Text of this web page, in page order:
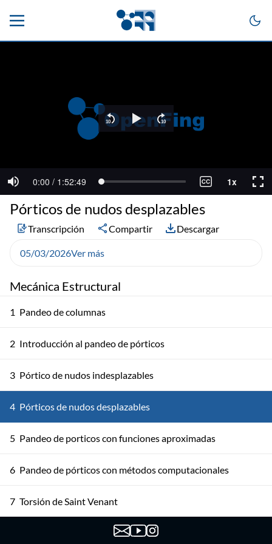
Mecánica Estructural
1 Pandeo de columnas
2 Introducción al pandeo de pórticos
3 Pórtico de nudos indesplazables
4 Pórticos de nudos desplazables
5 Pandeo de porticos con funciones aproximadas
6 Pandeo de pórticos con métodos computacionales
7 Torsión de Saint Venant
Torsión en secciones abiertas
Pórticos de nudos desplazables
Transcripción Compartir Descargar
05/03/2026Ver más